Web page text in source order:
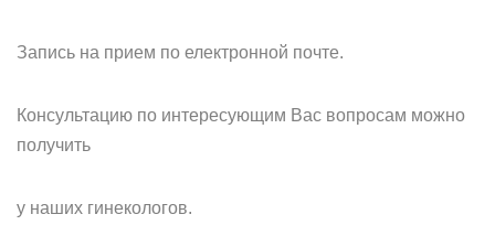
Запись на прием по електронной почте.
Консультацию по интересующим Вас вопросам можно
получить
у наших гинекологов.